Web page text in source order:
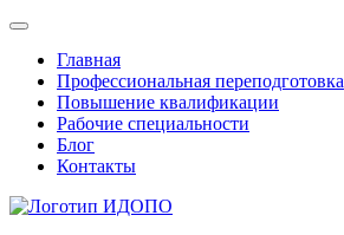
Главная
Профессиональная переподготовка
Повышение квалификации
Рабочие специальности
Блог
Контакты